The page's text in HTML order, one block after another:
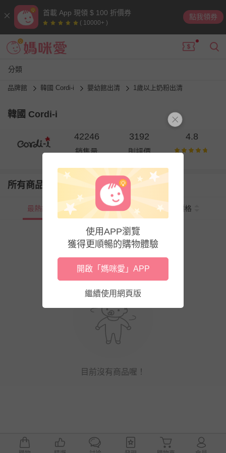
首載 App 現領 $ 100 折價券
( 10000+ )
點我領券
分類
品牌館 韓國 Cordi-i 嬰幼館出清 1歲以上奶粉出清
韓國 Cordi-i
42246
銷售量
3192
則評價
4.8
所有商品
最熱銷 新上市 價格
目前沒有商品喔！
使用APP瀏覽
獲得更順暢的購物體驗
開啟「媽咪愛」APP
繼續使用網頁版